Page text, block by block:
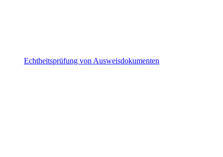
Echtheitsprüfung von Ausweisdokumenten